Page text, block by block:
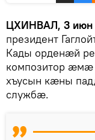
ЦХИНВАЛ, 3 июн
президент
Кады орденӕй
композитор ӕмӕ
хъусын кӕны
службӕ.